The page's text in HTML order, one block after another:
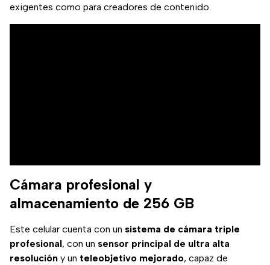
exigentes como para creadores de contenido.
Cámara profesional y
almacenamiento de 256 GB
Este celular cuenta con un sistema de cámara triple
profesional, con un sensor principal de ultra alta
resolución y un teleobjetivo mejorado, capaz de